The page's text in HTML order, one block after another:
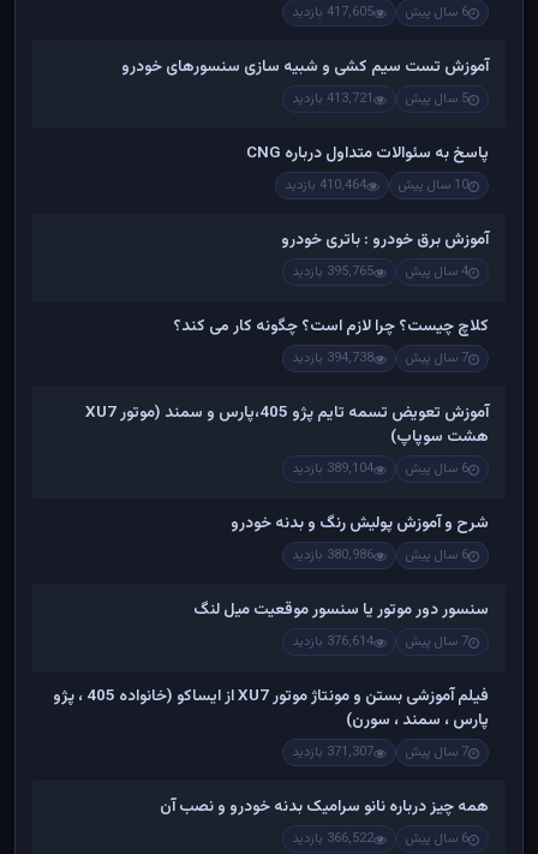
6 سال پیش 417,605 بازدید
آموزش تست سیم کشی و شبیه سازی سنسورهای خودرو
5 سال پیش 413,721 بازدید
پاسخ به سئوالات متداول درباره CNG
10 سال پیش 410,464 بازدید
آموزش برق خودرو : باتری خودرو
4 سال پیش 395,765 بازدید
کلاچ چیست؟ چرا لازم است؟ چگونه کار می کند؟
7 سال پیش 394,738 بازدید
آموزش تعویض تسمه تایم پژو 405،پارس و سمند (موتور XU7
هشت سوپاپ)
6 سال پیش 389,104 بازدید
شرح و آموزش پولیش رنگ و بدنه خودرو
6 سال پیش 380,986 بازدید
سنسور دور موتور یا سنسور موقعیت میل لنگ
7 سال پیش 376,614 بازدید
فیلم آموزشی بستن و مونتاژ موتور XU7 از ایساکو (خانواده 405 ، پژو
پارس ، سمند ، سورن)
7 سال پیش 371,307 بازدید
همه چیز درباره نانو سرامیک بدنه خودرو و نصب آن
6 سال پیش 366,522 بازدید